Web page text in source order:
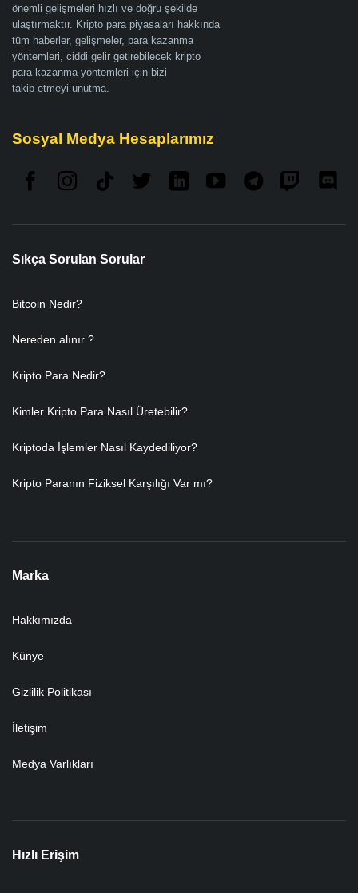
önemli gelişmeleri hızlı ve doğru şekilde
ulaştırmaktır. Kripto para piyasaları hakkında
tüm haberler, gelişmeler, para kazanma
yöntemleri, ciddi gelir getirebilecek kripto
para kazanma yöntemleri için bizi
takip etmeyi unutma.
Sosyal Medya Hesaplarımız
Sıkça Sorulan Sorular
Bitcoin Nedir?
Nereden alınır ?
Kripto Para Nedir?
Kimler Kripto Para Nasıl Üretebilir?
Kriptoda İşlemler Nasıl Kaydediliyor?
Kripto Paranın Fiziksel Karşılığı Var mı?
Marka
Hakkımızda
Künye
Gizlilik Politikası
İletişim
Medya Varlıkları
Hızlı Erişim